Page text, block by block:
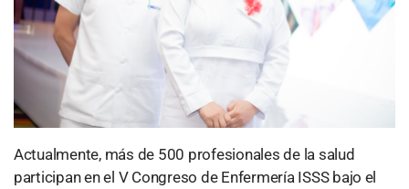
Actualmente, más de 500 profesionales de la salud
participan en el V Congreso de Enfermería ISSS bajo el